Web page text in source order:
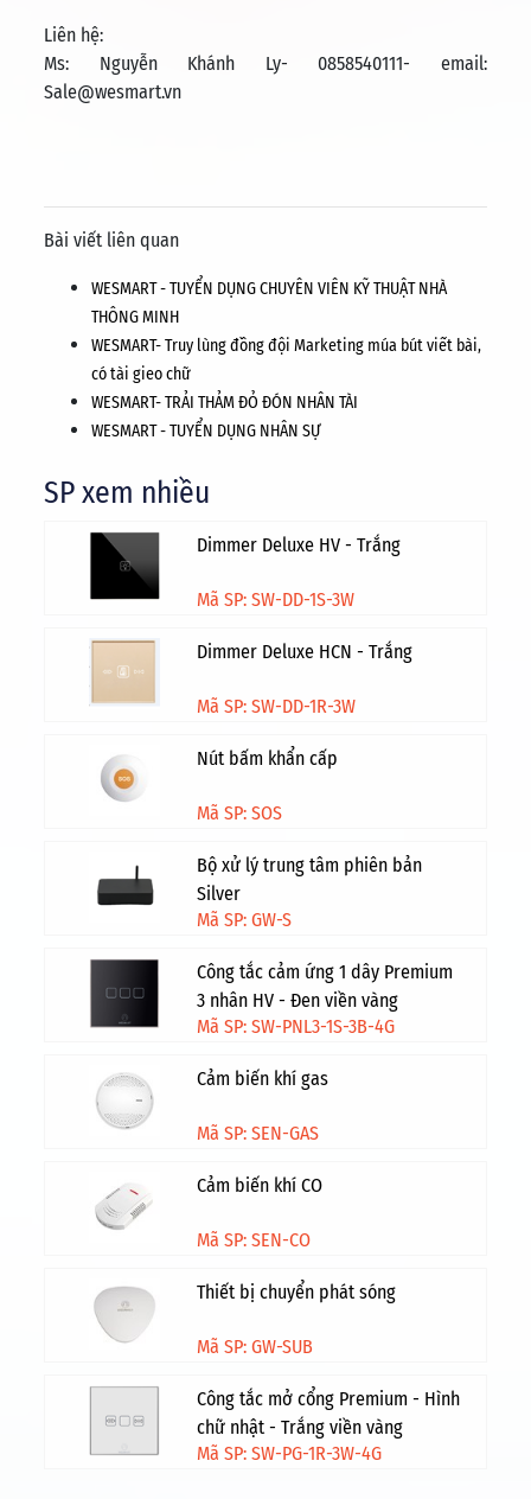
Liên hệ:
Ms: Nguyễn Khánh Ly- 0858540111- email:
Sale@wesmart.vn
Bài viết liên quan
WESMART - TUYỂN DỤNG CHUYÊN VIÊN KỸ THUẬT NHÀ
THÔNG MINH
WESMART- Truy lùng đồng đội Marketing múa bút viết bài,
có tài gieo chữ
WESMART- TRẢI THẢM ĐỎ ĐÓN NHÂN TÀI
WESMART - TUYỂN DỤNG NHÂN SỰ
SP xem nhiều
Dimmer Deluxe HV - Trắng
Mã SP: SW-DD-1S-3W
Dimmer Deluxe HCN - Trắng
Mã SP: SW-DD-1R-3W
Nút bấm khẩn cấp
Mã SP: SOS
Bộ xử lý trung tâm phiên bản
Silver
Mã SP: GW-S
Công tắc cảm ứng 1 dây Premium
3 nhân HV - Đen viền vàng
Mã SP: SW-PNL3-1S-3B-4G
Cảm biến khí gas
Mã SP: SEN-GAS
Cảm biến khí CO
Mã SP: SEN-CO
Thiết bị chuyển phát sóng
Mã SP: GW-SUB
Công tắc mở cổng Premium - Hình
chữ nhật - Trắng viền vàng
Mã SP: SW-PG-1R-3W-4G